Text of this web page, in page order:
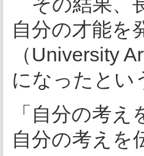
自分の才能を
（University
になったとい
「自分の考
自分の考えを